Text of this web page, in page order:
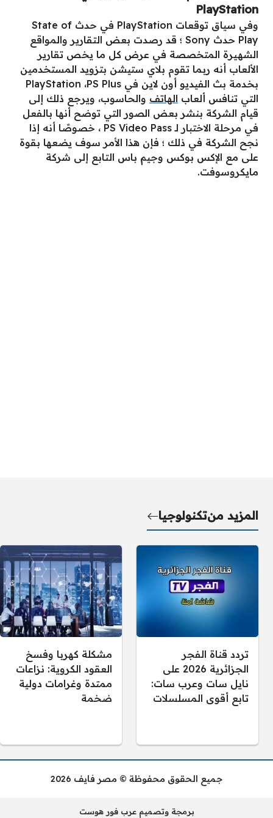
PlayStation
وفي سياق توقعات PlayStation في حدث State of
Play حدث Sony ؛ قد رصدت بعض التقارير والمواقع
الشهيرة المتخصصة في عرض كل ما يخص تقارير
الألعاب أنه ربما تقوم بلاي ستيشن بتزويد المستخدمين
بخدمة بث الفيديو أون لاين في PlayStation ،PS Plus
التي تنافس ألعاب الهاتف والحاسوب، ويرجع ذلك إلى
قيام الشركة بنشر بعض الصور التي توضح أنها بالفعل
في مرحلة الاختبار لـ PS Video Pass ، خصوصًا أنه إذا
نجح الشركة في ذلك ؛ فإن هذا الأمر سوف يضعها بقوة
على مع الإكس بوكس وجيم باس التابع إلى شركة
مايكروسوفت.
المزيد منتكنولوجيا
تردد قناة الفجر
الجزائرية 2026 على
نايل سات وعرب سات:
تابع أقوى المسلسلات
مشكلة كهربا وفسخ
العقود الكروية: نزاعات
ممتدة وغرامات دولية
ضخمة
جميع الحقوق محفوظة © مصر فايف 2026
برمجة وتصميم عرب فور هوست